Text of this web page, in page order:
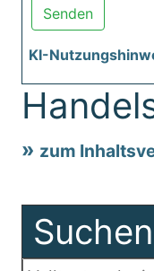
Senden
KI-
zum